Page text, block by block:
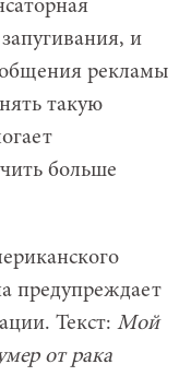
и
рекламы
такую
больше
предупреждает
Текст: Мой
от рака